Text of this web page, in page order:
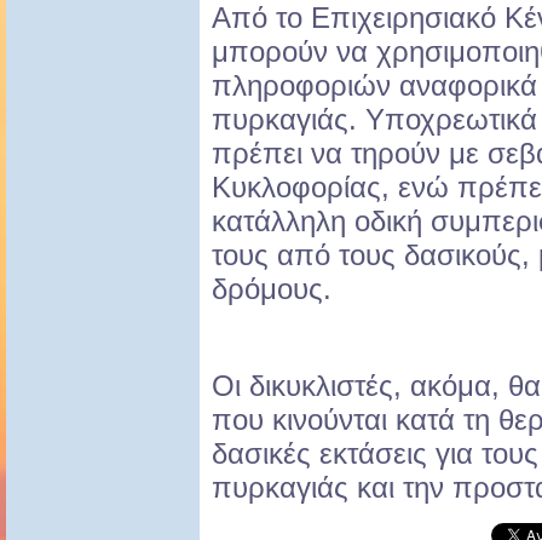
Από το Επιχειρησιακό
μπορούν να
πληροφοριών αναφορικά
πυρκαγιάς.
πρέπει να τηρούν με
Κυκλοφορίας, ενώ
κατάλληλη οδική
τους από τους
δρόμους.
Οι δικυκλιστές, ακόμα,
που κινούνται κατά τη
δασικές εκτάσεις για
πυρκαγιάς και την